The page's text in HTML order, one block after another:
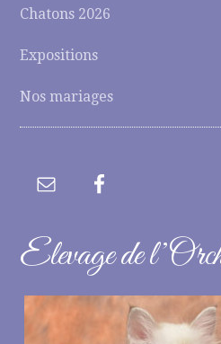
Chatons 2026
Expositions
Nos mariages
Elevage de